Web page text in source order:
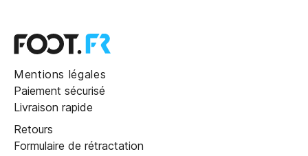
Mentions légales
Paiement sécurisé
Livraison rapide
Retours
Formulaire de rétractation